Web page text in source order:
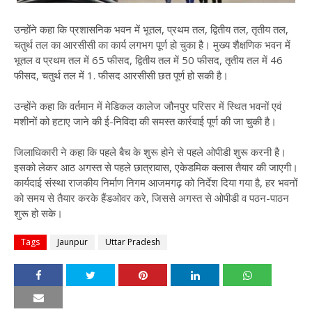
उन्होंने कहा कि प्रशासनिक भवन में भूतल, प्रथम तल, द्वितीय तल, तृतीय तल,
चतुर्थ तल का आरसीसी का कार्य लगभग पूर्ण हो चुका है। मुख्य शैक्षणिक भवन में
भूतल व प्रथम तल में 65 फीसद, द्वितीय तल में 50 फीसद, तृतीय तल में 46
फीसद, चतुर्थ तल में 1. फीसद आरसीसी छत पूर्ण हो सकी है।
उन्होंने कहा कि वर्तमान में मेडिकल कालेज जौनपुर परिसर में स्थित भवनों एवं
मशीनों को हटाए जाने की ई-निविदा की समस्त कार्रवाई पूर्ण की जा चुकी है।
जिलाधिकारी ने कहा कि पहले बैच के शुरू होने से पहले ओपीडी शुरू करनी है।
इसको लेकर आठ अगस्त से पहले छात्रावास, एकेडमिक क्लास तैयार की जाएगी।
कार्यदाई संस्था राजकीय निर्माण निगम आजमगढ़ को निर्देश दिया गया है, हर भवनों
को समय से तैयार करके हैंडओवर करे, जिससे अगस्त से ओपीडी व पठन-पाठन
शुरू हो सके।
Tags Jaunpur Uttar Pradesh